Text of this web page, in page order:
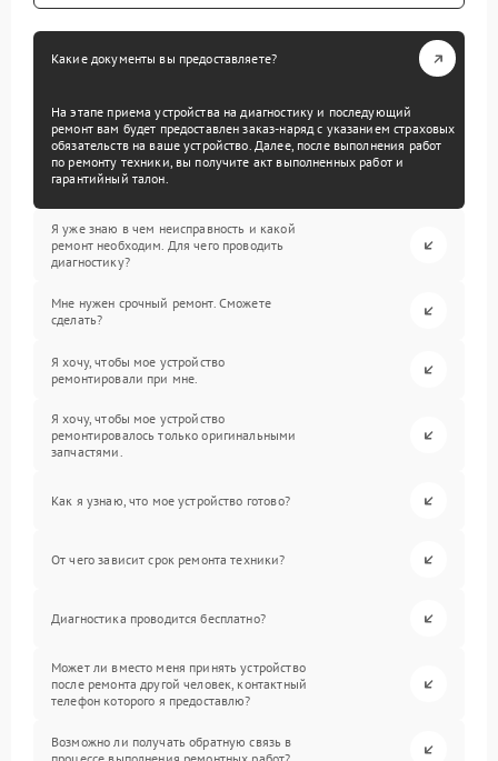
Какие документы вы предоставляете?
На этапе приема устройства на диагностику и последующий
ремонт вам будет предоставлен заказ-наряд с указанием страховых
обязательств на ваше устройство. Далее, после выполнения работ
по ремонту техники, вы получите акт выполненных работ и
гарантийный талон.
Я уже знаю в чем неисправность и какой
ремонт необходим. Для чего проводить
диагностику?
Мне нужен срочный ремонт. Сможете
сделать?
Я хочу, чтобы мое устройство
ремонтировали при мне.
Я хочу, чтобы мое устройство
ремонтировалось только оригинальными
запчастями.
Как я узнаю, что мое устройство готово?
От чего зависит срок ремонта техники?
Диагностика проводится бесплатно?
Может ли вместо меня принять устройство
после ремонта другой человек, контактный
телефон которого я предоставлю?
Возможно ли получать обратную связь в